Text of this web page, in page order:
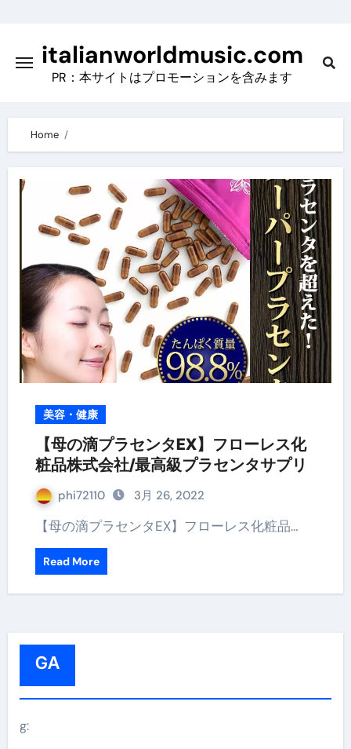
contentitalianworldmusic.com
PR：本サイトはプロモーションを含みます
Home
美容・健康
【母の滴プラセンタEX】フローレス化
粧品株式会社/最高級プラセンタサプリ
phi72110 3月 26, 2022
【母の滴プラセンタEX】フローレス化粧品…
Read More
GA
g: